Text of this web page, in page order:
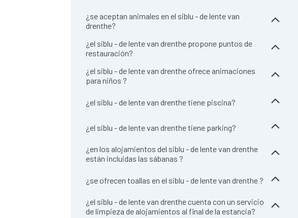
¿se aceptan animales en el siblu - de lente van
drenthe?
¿el siblu - de lente van drenthe propone puntos de
restauración?
¿el siblu - de lente van drenthe ofrece animaciones
para niños ?
¿el siblu - de lente van drenthe tiene piscina?
¿el siblu - de lente van drenthe tiene parking?
¿en los alojamientos del siblu - de lente van drenthe
están incluidas las sábanas ?
¿se ofrecen toallas en el siblu - de lente van drenthe ?
¿el siblu - de lente van drenthe cuenta con un servicio
de limpieza de alojamientos al final de la estancia?